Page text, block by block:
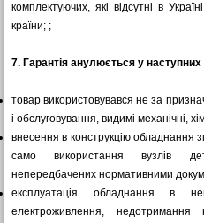
комплектуючих, які відсутні в
країни; ;
7. Гарантія анулюється у
товар використовувався не за
і обслуговування, видимі механічні,
внесення в конструкцію обладнання
само використання вузлів
непередбачених нормативними
експлуатація обладнання в
електроживлення, недотримання